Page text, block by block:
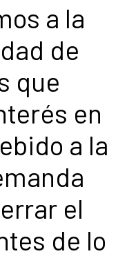
a la
de
que
en
a la
el
de lo